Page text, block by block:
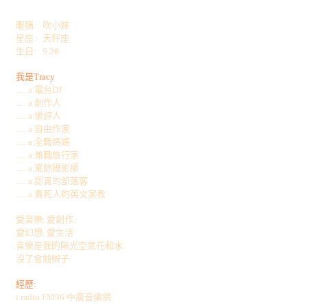
暱稱: 吹小妹
星座: 天秤座
生日: 9.26
我是Tracy
..... a 電台DJ
..... a 創作人
..... a 樂評人
..... a 自由作家
..... a 全職媽媽
..... a 兼職旅行家
..... a 業餘攝影師
..... a 認真的部落客
..... a 貴死人的英文家教
愛音樂, 愛創作,
愛幻想, 愛生活
音樂是我的陽光空氣花和水
沒了會翹辮子
經歷:
i radio FM96 中廣音樂網